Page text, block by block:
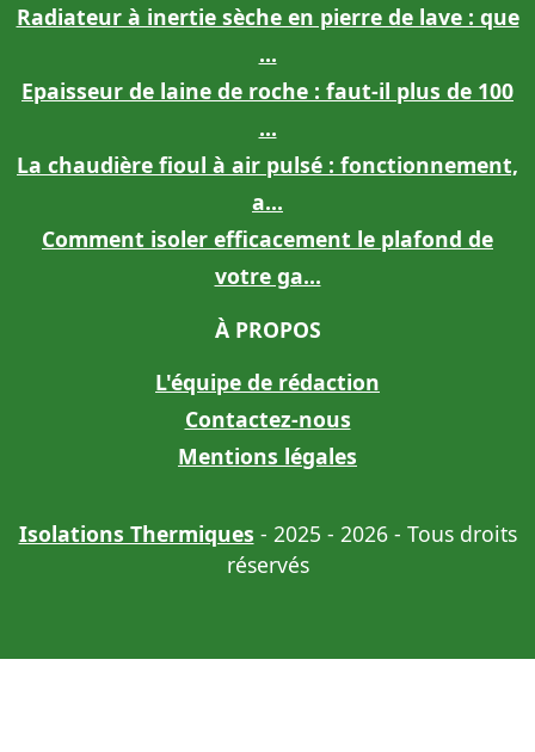
Radiateur à inertie sèche en pierre de lave : que
...
Epaisseur de laine de roche : faut-il plus de 100
...
La chaudière fioul à air pulsé : fonctionnement,
a...
Comment isoler efficacement le plafond de
votre ga...
À PROPOS
L'équipe de rédaction
Contactez-nous
Mentions légales
Isolations Thermiques - 2025 - 2026 - Tous droits
réservés